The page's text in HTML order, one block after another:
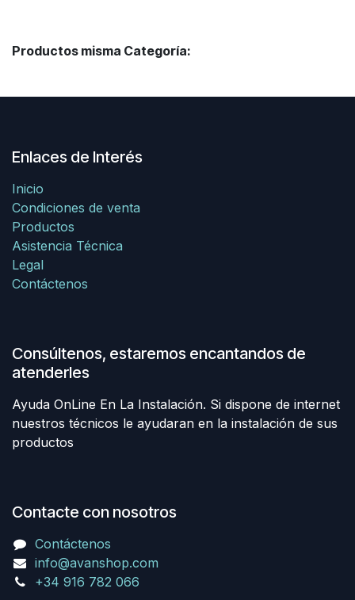
Productos misma Categoría:
Enlaces de Interés
Inicio
Condiciones de venta
Productos
Asistencia Técnica
Legal
Contáctenos
Consúltenos, estaremos encantandos de
atenderles
Ayuda OnLine En La Instalación. Si dispone de internet
nuestros técnicos le ayudaran en la instalación de sus
productos
Contacte con nosotros
Contáctenos
info@avanshop.com
+34 916 782 066